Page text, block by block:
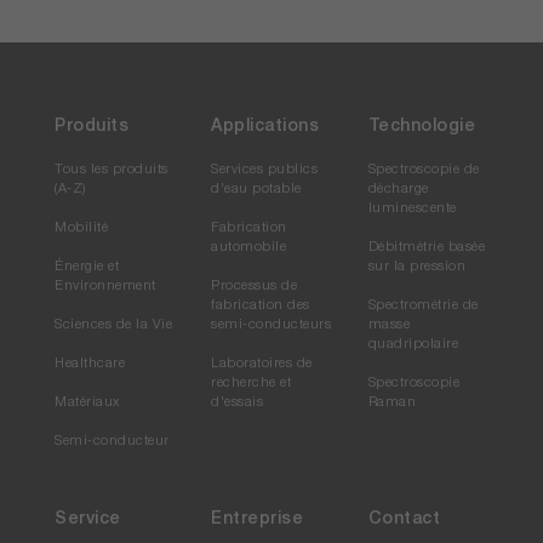
optique. Ce facteur de conversion peut être réinitialisé par
de référence.
Industries connexes
Production de fer et d'acier
Raffinerie pétrolière
Évaluation de l'impact environnemental
Spéciation chimique des particules en
Produits
Tous les produits
(A-Z)
Mobilité
Énergie et
Environnement
Sciences de la Vie
Healthcare
Matériaux
Semi-conducteur
Applications
Services publics
d'eau potable
Fabrication
automobile
Processus de
fabrication des
semi-conducteurs
Laboratoires de
recherche et
d'essais
Technologie
Spectroscopie de
décharge
luminescente
Débitmétrie basée
sur la pression
Spectrométrie de
masse
quadripolaire
Spectroscopie
Raman
Service Entreprise Contact